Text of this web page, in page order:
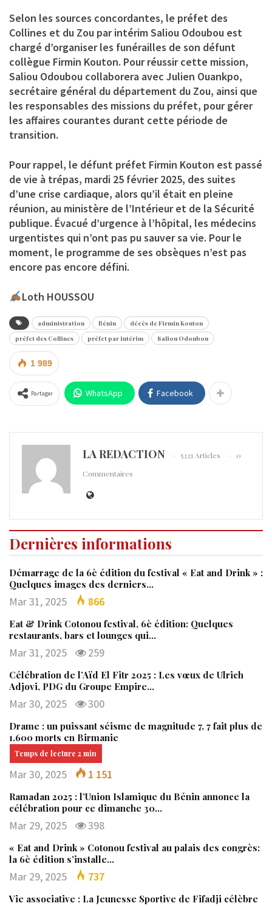
Selon les sources concordantes, le préfet des
Collines et du Zou par intérim Saliou Odoubou est
chargé d’organiser les funérailles de son défunt
collègue Firmin Kouton. Pour réussir cette mission,
Saliou Odoubou collaborera avec Julien Ouankpo,
secrétaire général du département du Zou, ainsi que
les responsables des missions du préfet, pour gérer
les affaires courantes durant cette période de
transition.
Pour rappel, le défunt préfet Firmin Kouton est passé
de vie à trépas, mardi 25 février 2025, des suites
d’une crise cardiaque, alors qu’il était en pleine
réunion, au ministère de l’Intérieur et de la Sécurité
publique. Évacué d’urgence à l’hôpital, les médecins
urgentistes qui n’ont pas pu sauver sa vie. Pour le
moment, le programme de ses obsèques n’est pas
encore pas encore défini.
Loth HOUSSOU
administration Bénin
décès de Firmin Kouton
préfet des Collines
préfet par intérim Saliou Odoubou
1 989
Partager WhatsApp Facebook
LA REDACTION 5321 Articles
0
Commentaires
Dernières informations
Démarrage de la 6è édition du festival « Eat and Drink » :
Quelques images des derniers…
Mar 31, 2025 866
Eat & Drink Cotonou festival, 6è édition: Quelques
restaurants, bars et lounges qui…
Mar 31, 2025 259
Célébration de l’Aïd El Fitr 2025 : Les vœux de Ulrich
Adjovi, PDG du Groupe Empire…
Mar 30, 2025 300
Drame : un puissant séisme de magnitude 7, 7 fait plus de
1.600 morts en Birmanie
Mar 30, 2025 1 151
Ramadan 2025 : l’Union Islamique du Bénin annonce la
célébration pour ce dimanche 30…
Mar 29, 2025 398
« Eat and Drink » Cotonou festival au palais des congrès:
la 6è édition s’installe…
Mar 29, 2025 737
Vie associative : La Jeunesse Sportive de Fifadji célèbre